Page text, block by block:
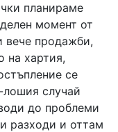
планираме
момент от
вече продажби,
на хартия,
се
лошия случай
до проблеми
разходи и оттам